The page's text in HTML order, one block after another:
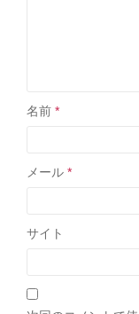
名前 *
メール *
サイト